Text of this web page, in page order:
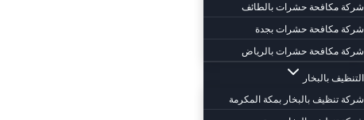
شركة مكافحة حشرات بالطائف
شركة مكافحة حشرات بجدة
شركة مكافحة حشرات بالرياض
التنظيف بالبخار
شركة تنظيف بالبخار بمكة المكرمة